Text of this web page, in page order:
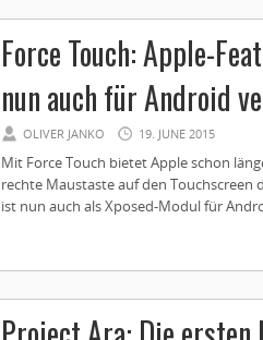
Force Touch: Apple-
nun auch für Android
OLIVER JANKO 19. JUNE 2015
Mit Force Touch bietet Apple schon
rechte Maustaste auf den
ist nun auch als Xposed-Modul für